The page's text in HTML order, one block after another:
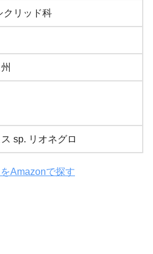
クリッド科
sp. リオネグロ
Amazonで探す